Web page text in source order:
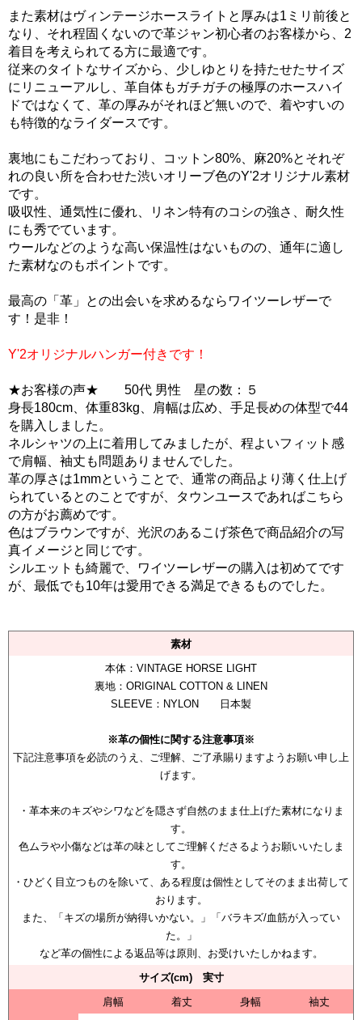
また素材はヴィンテージホースライトと厚みは1ミリ前後と
なり、それ程固くないので革ジャン初心者のお客様から、2
着目を考えられてる方に最適です。
従来のタイトなサイズから、少しゆとりを持たせたサイズ
にリニューアルし、革自体もガチガチの極厚のホースハイ
ドではなくて、革の厚みがそれほど無いので、着やすいの
も特徴的なライダースです。
裏地にもこだわっており、コットン80%、麻20%とそれぞ
れの良い所を合わせた渋いオリーブ色のY'2オリジナル素材
です。
吸収性、通気性に優れ、リネン特有のコシの強さ、耐久性
にも秀でています。
ウールなどのような高い保温性はないものの、通年に適し
た素材なのもポイントです。
最高の「革」との出会いを求めるならワイツーレザーで
す！是非！
Y'2オリジナルハンガー付きです！
★お客様の声★ 50代 男性 星の数：５
身長180cm、体重83kg、肩幅は広め、手足長めの体型で44
を購入しました。
ネルシャツの上に着用してみましたが、程よいフィット感
で肩幅、袖丈も問題ありませんでした。
革の厚さは1mmということで、通常の商品より薄く仕上げ
られているとのことですが、タウンユースであればこちら
の方がお薦めです。
色はブラウンですが、光沢のあるこげ茶色で商品紹介の写
真イメージと同じです。
シルエットも綺麗で、ワイツーレザーの購入は初めてです
が、最低でも10年は愛用できる満足できるものでした。
素材
本体：VINTAGE HORSE LIGHT
裏地：ORIGINAL COTTON & LINEN
SLEEVE：NYLON 日本製
※革の個性に関する注意事項※
下記注意事項を必読のうえ、ご理解、ご了承賜りますようお願い申し上
げます。
・革本来のキズやシワなどを隠さず自然のまま仕上げた素材になりま
す。
色ムラや小傷などは革の味としてご理解くださるようお願いいたしま
す。
・ひどく目立つものを除いて、ある程度は個性としてそのまま出荷して
おります。
また、「キズの場所が納得いかない。」「バラキズ/血筋が入ってい
た。」
など革の個性による返品等は原則、お受けいたしかねます。
サイズ(cm) 実寸
肩幅
着丈 身幅 袖丈